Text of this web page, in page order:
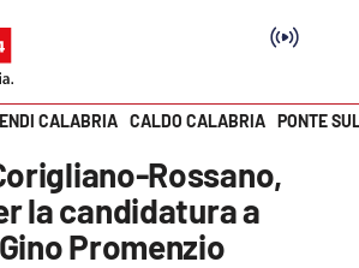
CALABRIA CALDO CALABRIA PONTE
Rossano,
la candidatura a
Promenzio